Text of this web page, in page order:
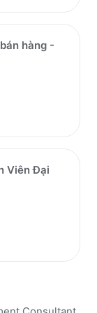
hàng -
Viên Đại